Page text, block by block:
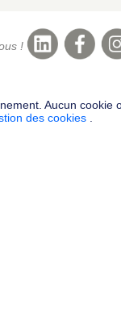
!
Aucun cookie
des cookies